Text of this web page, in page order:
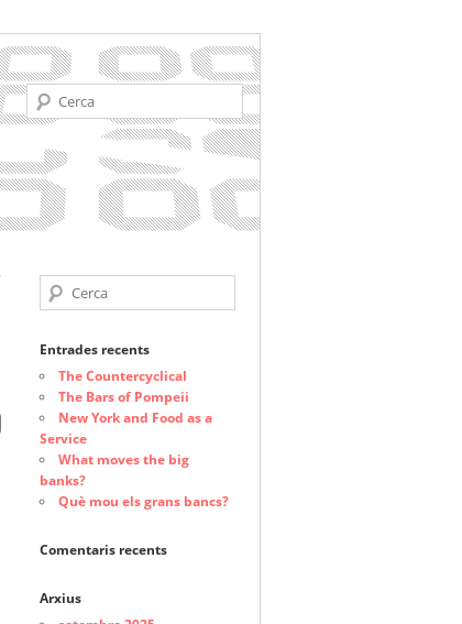
Cerca
Cerca
Entrades recents
The Countercyclical
The Bars of Pompeii
New York and Food as a
Service
What moves the big
banks?
Què mou els grans bancs?
Comentaris recents
Arxius